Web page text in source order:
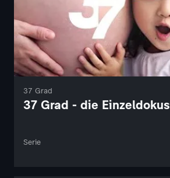
37 Grad
37 Grad - die Einzeldokus
Serie